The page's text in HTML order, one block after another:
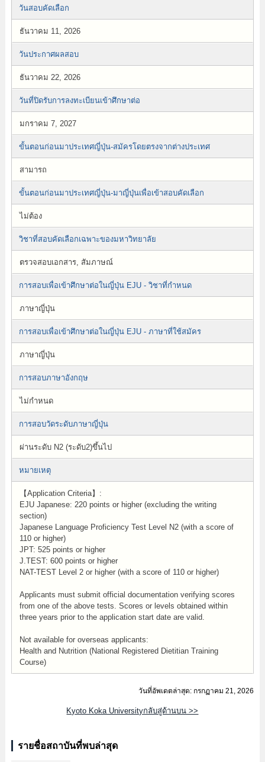
วันสอบคัดเลือก
ธันวาคม 11, 2026
วันประกาศผลสอบ
ธันวาคม 22, 2026
วันที่ปิดรับการลงทะเบียนเข้าศึกษาต่อ
มกราคม 7, 2027
ขั้นตอนก่อนมาประเทศญี่ปุ่น-สมัครโดยตรงจากต่างประเทศ
สามารถ
ขั้นตอนก่อนมาประเทศญี่ปุ่น-มาญี่ปุ่นเพื่อเข้าสอบคัดเลือก
ไม่ต้อง
วิชาที่สอบคัดเลือกเฉพาะของมหาวิทยาลัย
ตรวจสอบเอกสาร, สัมภาษณ์
การสอบเพื่อเข้าศึกษาต่อในญี่ปุ่น EJU - วิชาที่กำหนด
ภาษาญี่ปุ่น
การสอบเพื่อเข้าศึกษาต่อในญี่ปุ่น EJU - ภาษาที่ใช้สมัคร
ภาษาญี่ปุ่น
การสอบภาษาอังกฤษ
ไม่กำหนด
การสอบวัดระดับภาษาญี่ปุ่น
ผ่านระดับ N2 (ระดับ2)ขึ้นไป
หมายเหตุ
【Application Criteria】:
EJU Japanese: 220 points or higher (excluding the writing
section)
Japanese Language Proficiency Test Level N2 (with a score of
110 or higher)
JPT: 525 points or higher
J.TEST: 600 points or higher
NAT-TEST Level 2 or higher (with a score of 110 or higher)
Applicants must submit official documentation verifying scores
from one of the above tests. Scores or levels obtained within
three years prior to the application start date are valid.
Not available for overseas applicants:
Health and Nutrition (National Registered Dietitian Training
Course)
วันที่อัพเดตล่าสุด: กรกฏาคม 21, 2026
Kyoto Koka Universityกลับสู่ด้านบน >>
รายชื่อสถาบันที่พบล่าสุด